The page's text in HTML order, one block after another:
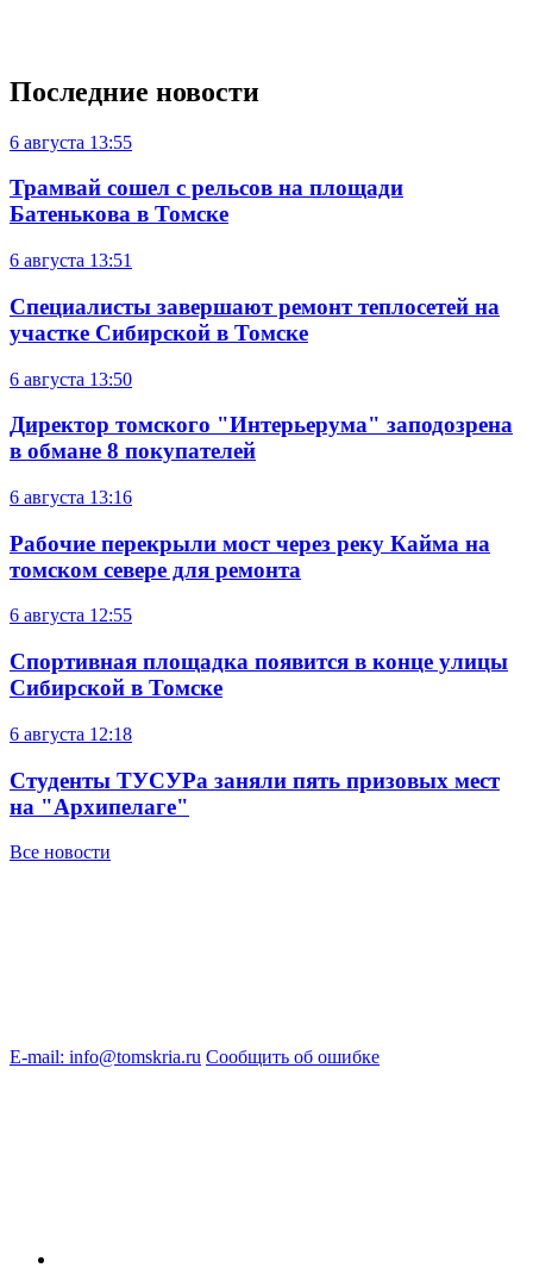
Последние новости
6 августа 13:55
Трамвай сошел с рельсов на площади
Батенькова в Томске
6 августа 13:51
Специалисты завершают ремонт теплосетей на
участке Сибирской в Томске
6 августа 13:50
Директор томского "Интерьерума" заподозрена
в обмане 8 покупателей
6 августа 13:16
Рабочие перекрыли мост через реку Кайма на
томском севере для ремонта
6 августа 12:55
Спортивная площадка появится в конце улицы
Сибирской в Томске
6 августа 12:18
Студенты ТУСУРа заняли пять призовых мест
на "Архипелаге"
Все новости
E-mail: info@tomskria.ru Сообщить об ошибке